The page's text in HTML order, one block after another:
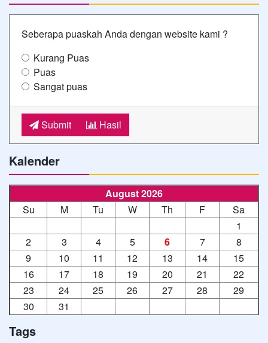
Seberapa puaskah Anda dengan website kami ?
Kurang Puas
Puas
Sangat puas
Submit Hasil
Kalender
August 2026
Su
M Tu W Th F
Sa
1
2
3 4 5 6 7
8
9
10 11 12 13 14
15
16
17 18 19 20 21
22
23
24 25 26 27 28
29
30
31
Tags